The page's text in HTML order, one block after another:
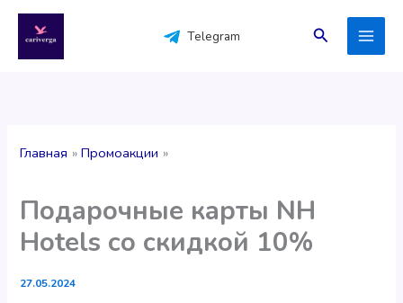
содержимому
Telegram Поиск
Главная Промоакции
Подарочные карты NH
Hotels со скидкой 10%
27.05.2024